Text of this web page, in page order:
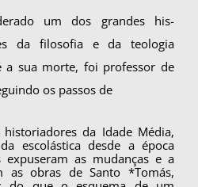
um dos grandes his­
da filosofia e da teologia
a sua morte, foi professor de
os passos de
da Idade Média,
escolástica des­de a época
expuseram as mudanças e a
as obras de Santo *Tomás,